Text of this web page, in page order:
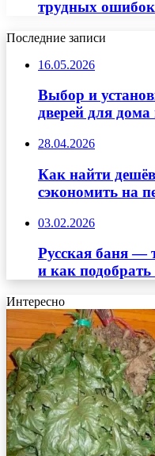
трудных ошибок
Последние записи
16.05.2026
Выбор и
дверей для
28.04.2026
Как найти
сэкономить на
03.02.2026
Русская баня —
и как
Интересно